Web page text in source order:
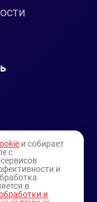
и собирает
с
и
в
и